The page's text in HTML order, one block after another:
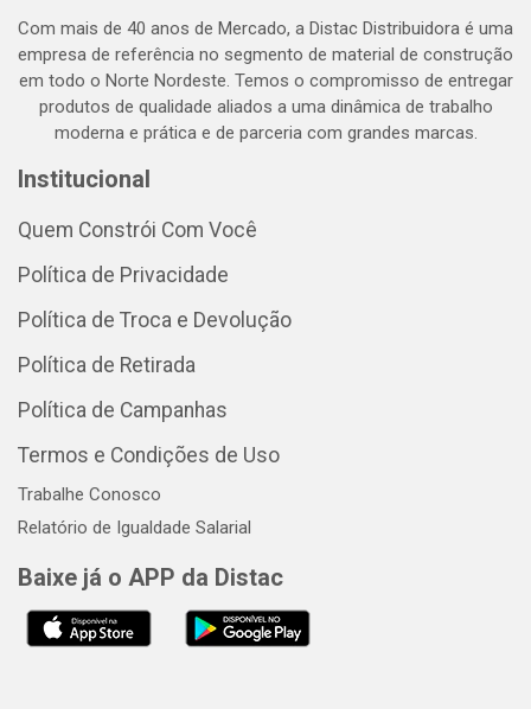
Com mais de 40 anos de Mercado, a Distac Distribuidora é uma
empresa de referência no segmento de material de construção
em todo o Norte Nordeste. Temos o compromisso de entregar
produtos de qualidade aliados a uma dinâmica de trabalho
moderna e prática e de parceria com grandes marcas.
Institucional
Quem Constrói Com Você
Política de Privacidade
Política de Troca e Devolução
Política de Retirada
Política de Campanhas
Termos e Condições de Uso
Trabalhe Conosco
Relatório de Igualdade Salarial
Baixe já o APP da Distac